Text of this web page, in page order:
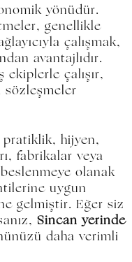
yönüdür.
genellikle
çalışmak,
avantajlıdır.
çalışır,
sözleşmeler
pratiklik, hijyen,
fabrikalar veya
olanak
uygun
gelmiştir. Eğer siz
Sincan yerinde
daha verimli